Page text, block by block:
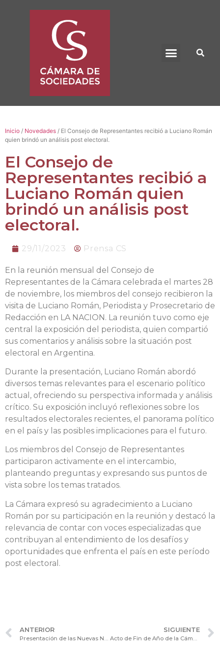
Inicio / Novedades / El Consejo de Representantes recibió a Luciano Román
quien brindó un análisis post electoral.
El Consejo de
Representantes recibió a
Luciano Román quien
brindó un análisis post
electoral.
29/11/2023 Prensa CS
En la reunión mensual del Consejo de
Representantes de la Cámara celebrada el martes 28
de noviembre, los miembros del consejo recibieron la
visita de Luciano Román, Periodista y Prosecretario de
Redacción en LA NACION. La reunión tuvo como eje
central la exposición del periodista, quien compartió
sus comentarios y análisis sobre la situación post
electoral en Argentina.
Durante la presentación, Luciano Román abordó
diversos temas relevantes para el escenario político
actual, ofreciendo su perspectiva informada y análisis
crítico. Su exposición incluyó reflexiones sobre los
resultados electorales recientes, el panorama político
en el país y las posibles implicaciones para el futuro.
Los miembros del Consejo de Representantes
participaron activamente en el intercambio,
planteando preguntas y expresando sus puntos de
vista sobre los temas tratados.
La Cámara expresó su agradecimiento a Luciano
Román por su participación en la reunión y destacó la
relevancia de contar con voces especializadas que
contribuyan al entendimiento de los desafíos y
oportunidades que enfrenta el país en este período
post electoral.
ANTERIOR SIGUIENTE